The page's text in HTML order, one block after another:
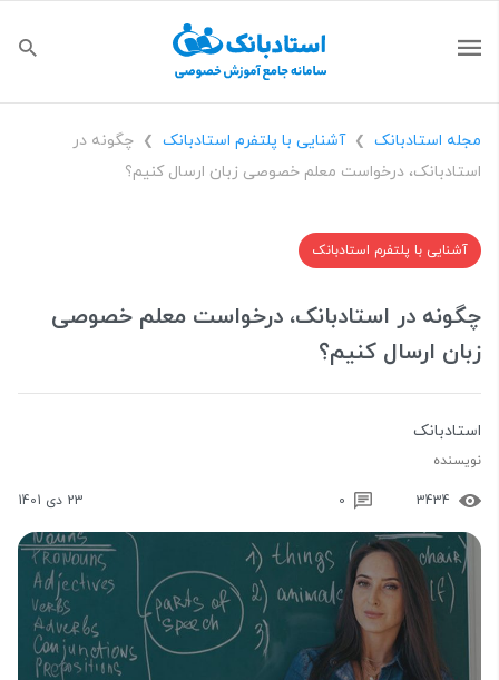
مجله استادبانک ❯ آشنایی با پلتفرم استادبانک ❯
چگونه در
استادبانک، درخواست معلم خصوصی زبان ارسال کنیم؟
آشنایی با پلتفرم استادبانک
چگونه در استادبانک، درخواست معلم خصوصی
زبان ارسال کنیم؟
استادبانک
نویسنده
3434
0 23 دی 1401